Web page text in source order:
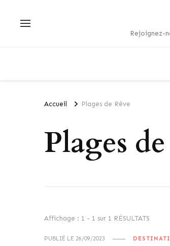
Rejoignez-
Accueil Plages de Rêve
Plages
Affichage : 1 - 1 sur 1 RÉSULTATS
PUBLIÉ LE 26/09/2023